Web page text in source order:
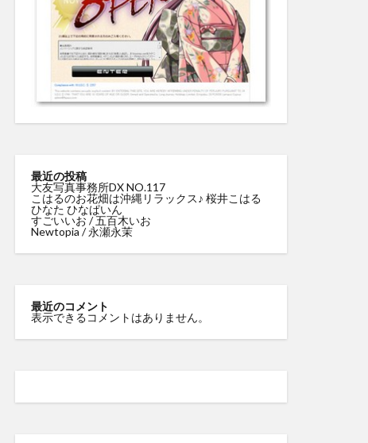
最近の投稿
大友写真事務所DX NO.117
こはるのお花畑は沖縄リラックス♪ 桜井こはる
ひなた ひなぱいん
すごいいお / 五百木いお
Newtopia / 永瀬永茉
最近のコメント
表示できるコメントはありません。